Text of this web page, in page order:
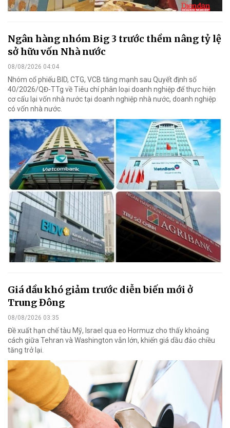
Ngân hàng nhóm Big 3 trước thềm nâng tỷ lệ
sở hữu vốn Nhà nước
08/08/2026 04:04
Nhóm cổ phiếu BID, CTG, VCB tăng mạnh sau Quyết định số
40/2026/QĐ-TTg về Tiêu chí phân loại doanh nghiệp để thực hiện
cơ cấu lại vốn nhà nước tại doanh nghiệp nhà nước, doanh nghiệp
có vốn nhà nước.
Giá dầu khó giảm trước diễn biến mới ở
Trung Đông
08/08/2026 03:35
Đề xuất hạn chế tàu Mỹ, Israel qua eo Hormuz cho thấy khoảng
cách giữa Tehran và Washington vẫn lớn, khiến giá dầu đảo chiều
tăng trở lại.